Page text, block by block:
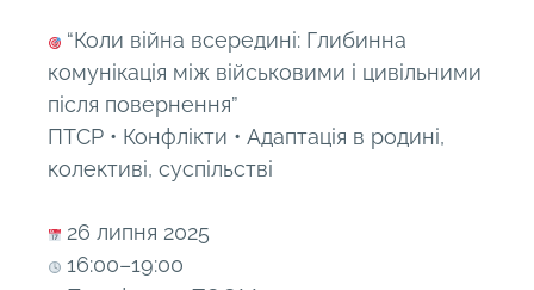
“Коли війна всередині: Глибинна
комунікація між військовими і цивільними
після повернення”
ПТСР • Конфлікти • Адаптація в родині,
колективі, суспільстві
26 липня 2025
16:00–19:00